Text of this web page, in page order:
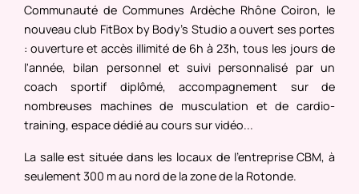
Communauté de Communes Ardèche Rhône Coiron, le
nouveau club FitBox by Body's Studio a ouvert ses portes
: ouverture et accès illimité de 6h à 23h, tous les jours de
l'année, bilan personnel et suivi personnalisé par un
coach sportif diplômé, accompagnement sur de
nombreuses machines de musculation et de cardio-
training, espace dédié au cours sur vidéo...
La salle est située dans les locaux de l’entreprise CBM, à
seulement 300 m au nord de la zone de la Rotonde.